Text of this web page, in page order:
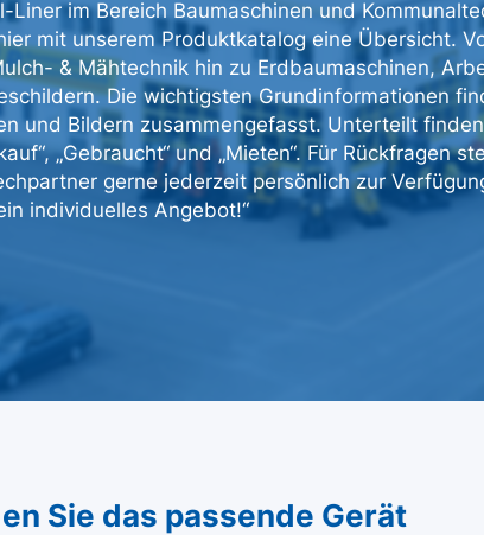
Liner im Bereich Baumaschinen und
mit unserem Produktkatalog eine Übersicht.
& Mähtechnik hin zu Erdbaumaschinen,
Die wichtigsten Grundinformationen
und Bildern zusammengefasst. Unterteilt
„Gebraucht“ und „Mieten“. Für Rückfragen
gerne jederzeit persönlich zur
individuelles Angebot!“
Sie das passende Gerät